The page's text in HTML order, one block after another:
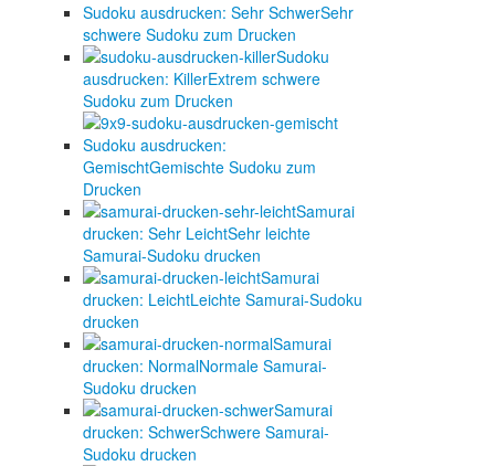
Sudoku ausdrucken: Sehr SchwerSehr
schwere Sudoku zum Drucken
Sudoku
ausdrucken: KillerExtrem schwere
Sudoku zum Drucken
Sudoku ausdrucken:
GemischtGemischte Sudoku zum
Drucken
Samurai
drucken: Sehr LeichtSehr leichte
Samurai-Sudoku drucken
Samurai
drucken: LeichtLeichte Samurai-Sudoku
drucken
Samurai
drucken: NormalNormale Samurai-
Sudoku drucken
Samurai
drucken: SchwerSchwere Samurai-
Sudoku drucken